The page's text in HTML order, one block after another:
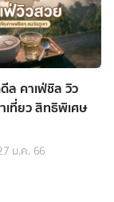
ล คาเฟ่ชิล วิว
เที่ยว สิทธิพิเศษ
ม.ค. 66